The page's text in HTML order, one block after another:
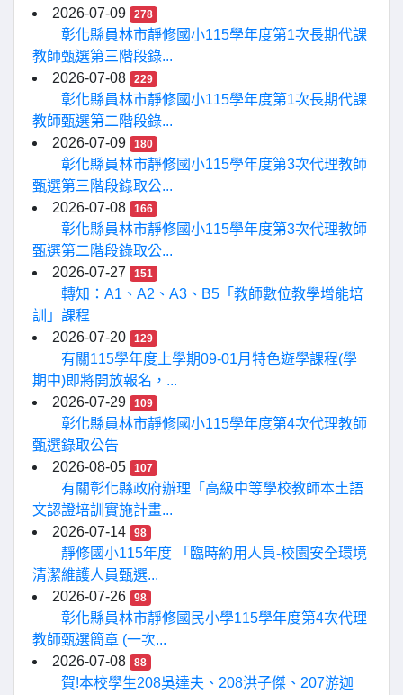
2026-07-09
278
彰化縣員林市靜修國小115學年度第1次長期代課
教師甄選第三階段錄...
2026-07-08
229
彰化縣員林市靜修國小115學年度第1次長期代課
教師甄選第二階段錄...
2026-07-09
180
彰化縣員林市靜修國小115學年度第3次代理教師
甄選第三階段錄取公...
2026-07-08
166
彰化縣員林市靜修國小115學年度第3次代理教師
甄選第二階段錄取公...
2026-07-27
151
轉知：A1、A2、A3、B5「教師數位教學增能培
訓」課程
2026-07-20
129
有關115學年度上學期09-01月特色遊學課程(學
期中)即將開放報名，...
2026-07-29
109
彰化縣員林市靜修國小115學年度第4次代理教師
甄選錄取公告
2026-08-05
107
有關彰化縣政府辦理「高級中等學校教師本土語
文認證培訓實施計畫...
2026-07-14
98
靜修國小115年度 「臨時約用人員-校園安全環境
清潔維護人員甄選...
2026-07-26
98
彰化縣員林市靜修國民小學115學年度第4次代理
教師甄選簡章 (一次...
2026-07-08
88
賀!本校學生208吳達夫、208洪子傑、207游迦